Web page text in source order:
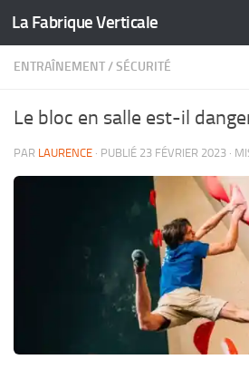
Skip to content
La Fabrique Verticale
ENTRAÎNEMENT/SÉCURITÉ
Le bloc en salle est-il
PAR LAURENCE · PUBLIÉ 23 FÉVRIER 2023 ·